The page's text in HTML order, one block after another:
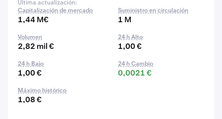
Última actualización:
Capitalización de mercado
1,44 M€
Suministro en circulación
1 M
Volumen
2,82 mil €
24 h Alto
1,00 €
24 h Bajo
1,00 €
24 h Cambio
0,0021 €
Máximo histórico
1,08 €